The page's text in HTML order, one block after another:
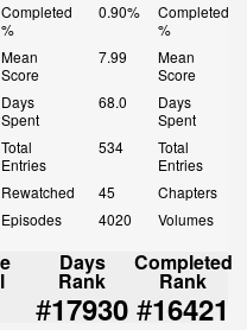
Completed
%
0.90%
Mean
Score
7.99
Days
Spent
68.0
Total
Entries
534
Rewatched
45
Episodes
4020
Completed
%
Mean
Score
Days
Spent
Total
Entries
Chapters
Volumes
Days
Rank
#17930
Completed
Rank
#16421